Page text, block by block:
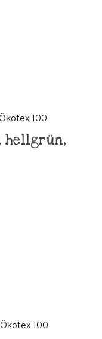
hellgrün,